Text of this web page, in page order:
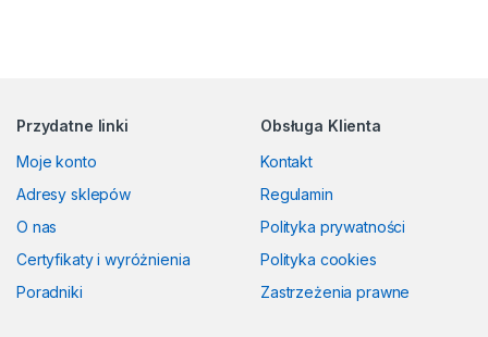
Przydatne linki
Moje konto
Adresy sklepów
O nas
Certyfikaty i wyróżnienia
Poradniki
Obsługa Klienta
Kontakt
Regulamin
Polityka prywatności
Polityka cookies
Zastrzeżenia prawne